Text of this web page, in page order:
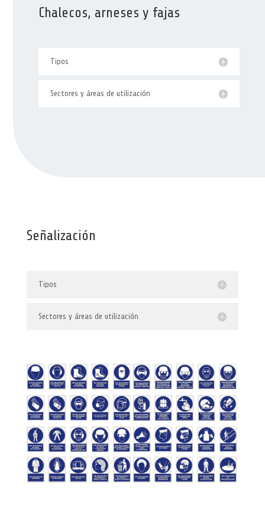
Chalecos, arneses y fajas
Tipos
Sectores y áreas de utilización
Señalización
Tipos
Sectores y áreas de utilización